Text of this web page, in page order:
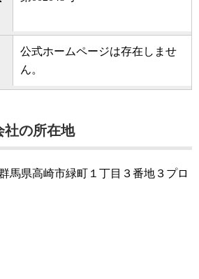
公式ホームページは存在しませ
ん。
社の所在地
馬県高崎市緑町１丁目３番地３プロ